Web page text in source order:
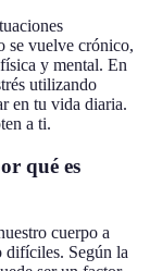
se vuelve crónico,
y mental. En
utilizando
en tu vida diaria.
a ti.
qué es
cuerpo a
difíciles. Según la